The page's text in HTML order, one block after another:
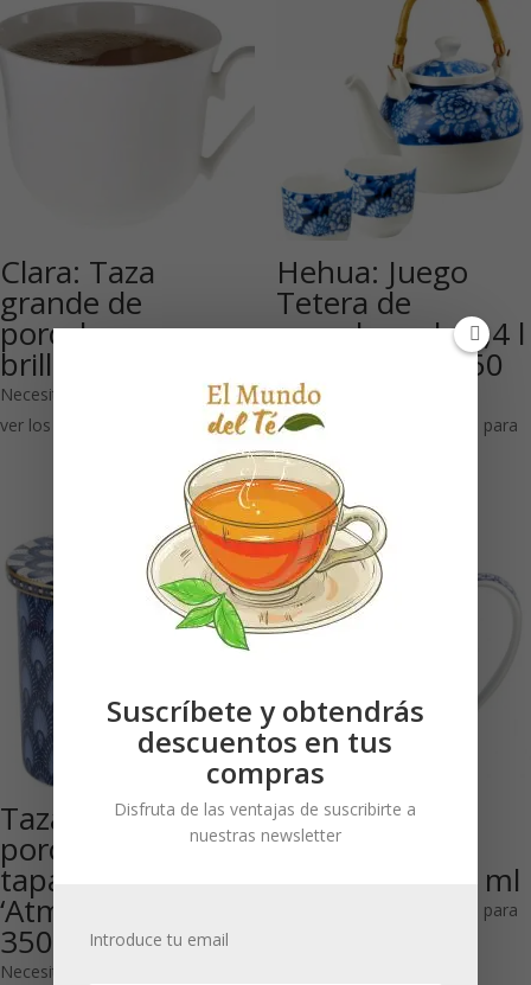
Clara: Taza
grande de
porcelana
brillante 500 ml
Necesitas estar registrado para
ver los precios
Hehua: Juego
Tetera de
porcelana de 1,4 l
y 2 tazas de 150
ml
Necesitas estar registrado para
ver los precios
Taza de
porcelana con
tapa
‘Atmosphere’ azul
350 ml
Necesitas estar registrado para
Fuhao: Mega
Taza de
Porcelana 600 ml
Necesitas estar registrado para
Suscríbete y obtendrás
descuentos en tus
compras
Disfruta de las ventajas de suscribirte a
nuestras newsletter
Introduce tu email